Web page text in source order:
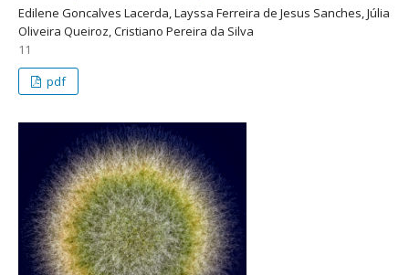
Edilene Goncalves Lacerda, Layssa Ferreira de Jesus Sanches, Júlia
Oliveira Queiroz, Cristiano Pereira da Silva
11
pdf